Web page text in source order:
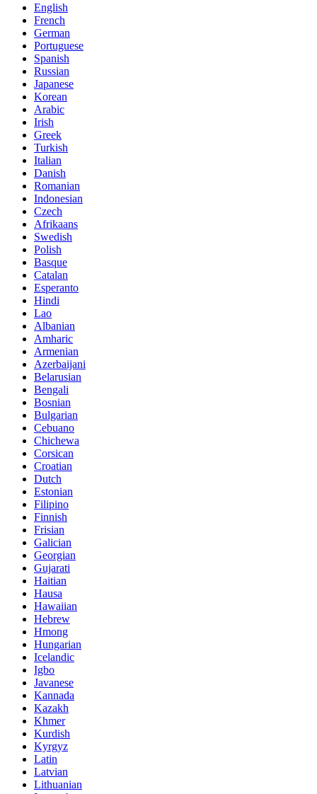
English
French
German
Portuguese
Spanish
Russian
Japanese
Korean
Arabic
Irish
Greek
Turkish
Italian
Danish
Romanian
Indonesian
Czech
Afrikaans
Swedish
Polish
Basque
Catalan
Esperanto
Hindi
Lao
Albanian
Amharic
Armenian
Azerbaijani
Belarusian
Bengali
Bosnian
Bulgarian
Cebuano
Chichewa
Corsican
Croatian
Dutch
Estonian
Filipino
Finnish
Frisian
Galician
Georgian
Gujarati
Haitian
Hausa
Hawaiian
Hebrew
Hmong
Hungarian
Icelandic
Igbo
Javanese
Kannada
Kazakh
Khmer
Kurdish
Kyrgyz
Latin
Latvian
Lithuanian